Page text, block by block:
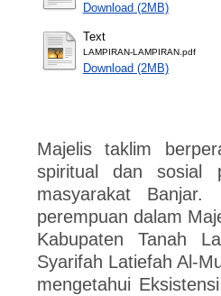
Download (2MB)
Text
LAMPIRAN-LAMPIRAN.pdf
Download (2MB)
Majelis taklim
spiritual dan sosial
masyarakat Banjar.
perempuan dalam
Kabupaten Tanah
Syarifah Latiefah Al-
mengetahui